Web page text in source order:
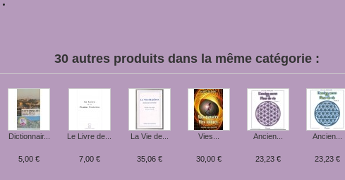
30 autres produits dans la même catégorie :
Dictionnair...
5,00 €
Le Livre de...
7,00 €
La Vie de...
35,06 €
Vies...
30,00 €
Ancien...
23,23 €
Ancien...
23,23 €